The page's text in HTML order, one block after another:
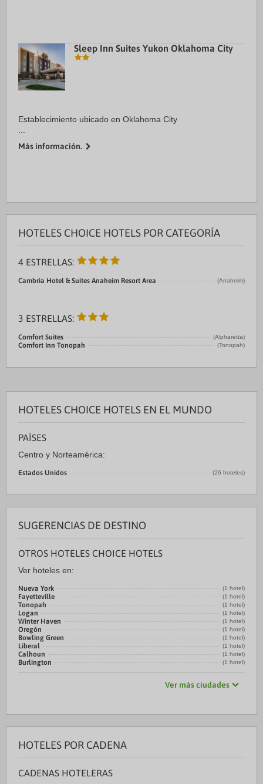
Sleep Inn Suites Yukon Oklahoma City
Establecimiento ubicado en Oklahoma City
Más información.
HOTELES CHOICE HOTELS POR CATEGORÍA
4 ESTRELLAS:
Cambria Hotel & Suites Anaheim Resort Area (Anaheim)
3 ESTRELLAS:
Comfort Suites (Alpharetta)
Comfort Inn Tonopah (Tonopah)
HOTELES CHOICE HOTELS EN EL MUNDO
PAÍSES
Centro y Norteamérica:
Estados Unidos (26 hoteles)
SUGERENCIAS DE DESTINO
OTROS HOTELES CHOICE HOTELS
Ver hoteles en:
Nueva York (1 hotel)
Fayetteville (1 hotel)
Tonopah (1 hotel)
Logan (1 hotel)
Winter Haven (1 hotel)
Oregón (1 hotel)
Bowling Green (1 hotel)
Liberal (1 hotel)
Calhoun (1 hotel)
Burlington (1 hotel)
Ver más ciudades
HOTELES POR CADENA
CADENAS HOTELERAS